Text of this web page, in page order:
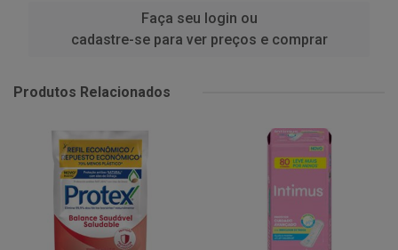
Faça seu login ou
cadastre-se para ver preços e comprar
Produtos Relacionados